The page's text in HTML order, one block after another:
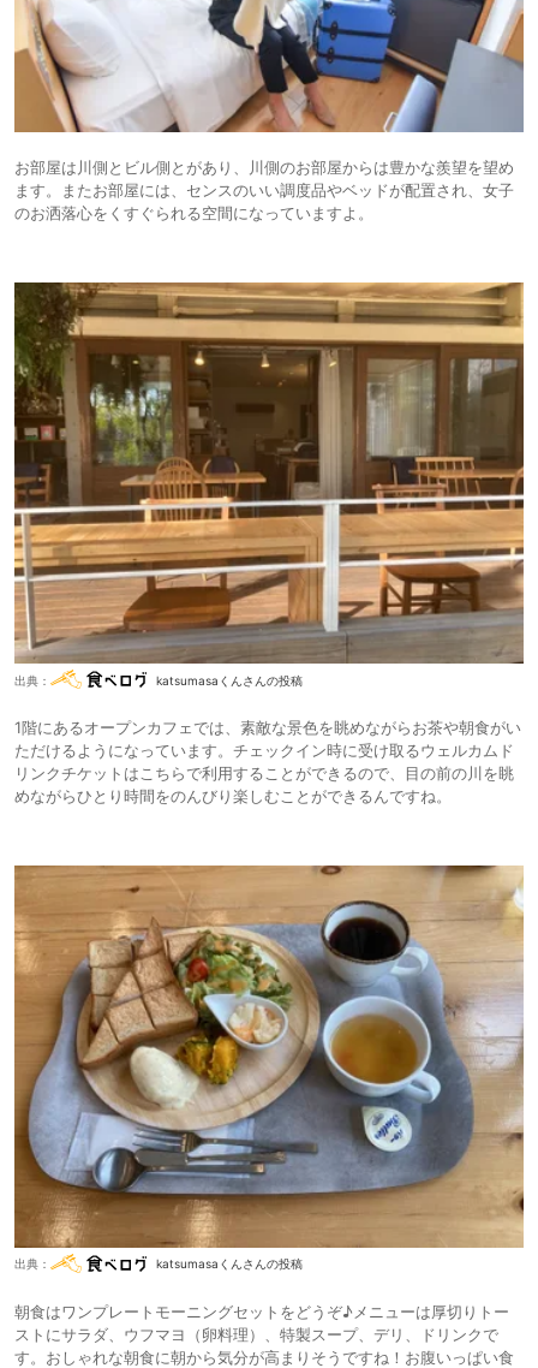
お部屋は川側とビル側とがあり、川側のお部屋からは豊かな羨望を望め
ます。またお部屋には、センスのいい調度品やベッドが配置され、女子
のお洒落心をくすぐられる空間になっていますよ。
出典： katsumasaくんさんの投稿
1階にあるオープンカフェでは、素敵な景色を眺めながらお茶や朝食がい
ただけるようになっています。チェックイン時に受け取るウェルカムド
リンクチケットはこちらで利用することができるので、目の前の川を眺
めながらひとり時間をのんびり楽しむことができるんですね。
出典： katsumasaくんさんの投稿
朝食はワンプレートモーニングセットをどうぞ♪メニューは厚切りトー
ストにサラダ、ウフマヨ（卵料理）、特製スープ、デリ、ドリンクで
す。おしゃれな朝食に朝から気分が高まりそうですね！お腹いっぱい食